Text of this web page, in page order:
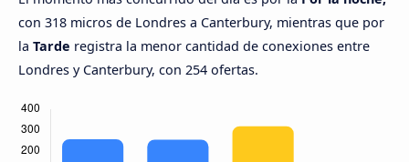
con 318 micros de Londres a Canterbury, mientras que por
la Tarde registra la menor cantidad de conexiones entre
Londres y Canterbury, con 254 ofertas.